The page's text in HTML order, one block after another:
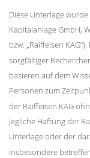
Diese Unterlage
Kapitalanlage GmbH,
bzw. „Raiffeisen
sorgfältiger
basieren auf dem
Personen zum
der Raiffeisen KAG
Jegliche Haftung der
Unterlage oder der
insbesondere